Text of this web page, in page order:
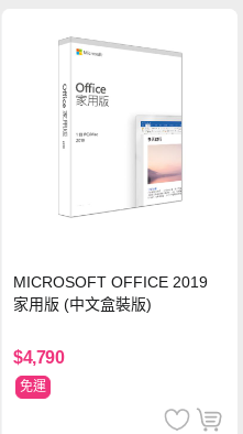
MICROSOFT OFFICE 2019
家用版 (中文盒裝版)
$4,790
免運